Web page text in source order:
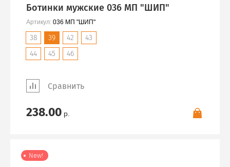
Ботинки мужские 036 МП "ШИП"
Артикул: 036 МП "ШИП"
38 39 42
43
44
45 46
Сравнить
238.00 р.
New!